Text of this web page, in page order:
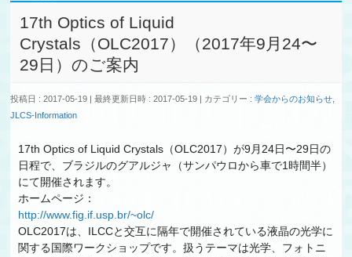
17th Optics of Liquid
Crystals（OLC2017）（2017年9月24〜
29日）のご案内
投稿日 : 2017-05-19 最終更新日時 : 2017-05-19 カテゴリー :学会からのお知らせ
JLCS-Information
17th Optics of Liquid Crystals（OLC2017）が9月24日〜29日の
日程で、ブラジルのグアルジャ（サンパウロから車で1時間半）
にて開催されます。
ホームページ：
http://www.fig.if.usp.br/~olc/
OLC2017は、ILCCと交互に隔年で開催されている液晶の光学に
関する国際ワークショップです。扱うテーマは光学、フォトニ